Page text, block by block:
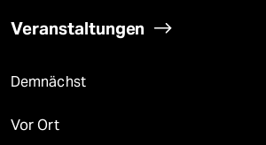
Veranstaltungen
Demnächst
Vor Ort